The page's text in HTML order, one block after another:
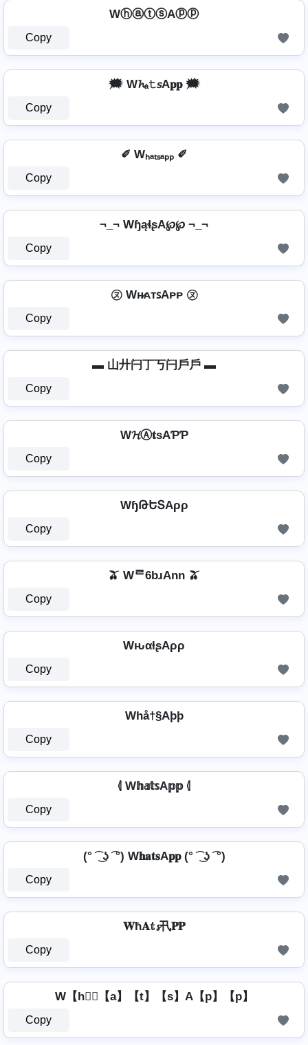
WⓗⓐⓣⓢAⓟⓟ
Copy
🗯️ W𝓱ₐ𝚝𝘴A𝐩𝐩 🗯️
Copy
✐ Wₕₐₜₛₐₚₚ ✐
Copy
¬_¬ WɧąɬʂA℘℘ ¬_¬
Copy
㋦ Wʜ̷ᴀᴛꜱAᴘᴘ ㋦
Copy
▬ 山廾闩丁丂闩戶戶 ▬
Copy
W𝓗Ⓐ𝐭ѕAƤƤ
Copy
WɧԹԵՏAρρ
Copy
🫒 Wᄅ6bɹAnn 🫒
Copy
WԋαƚʂAρρ
Copy
Whå†§Aþþ
Copy
⦉ W𝕙𝕒𝕥𝕤A𝕡𝕡 ⦉
Copy
(° ͡ ͜ ʖ ͡ °) W𝐡𝐚𝐭𝐬A𝐩𝐩 (° ͡ ͜ ʖ ͡ °)
Copy
𝐖ħ𝐀𝕥𝓼卂𝐏𝐏
Copy
W【h】⃣【a】【t】【s】A【p】【p】
Copy